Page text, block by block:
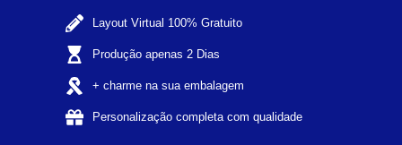
Layout Virtual 100% Gratuito
Produção apenas 2 Dias
+ charme na sua embalagem
Personalização completa com qualidade